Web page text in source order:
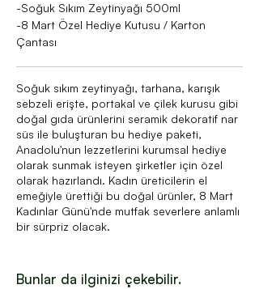
-Soğuk Sıkım Zeytinyağı 500ml
-8 Mart Özel Hediye Kutusu / Karton
Çantası
Soğuk sıkım zeytinyağı, tarhana, karışık
sebzeli erişte, portakal ve çilek kurusu gibi
doğal gıda ürünlerini seramik dekoratif nar
süs ile buluşturan bu hediye paketi,
Anadolu'nun lezzetlerini kurumsal hediye
olarak sunmak isteyen şirketler için özel
olarak hazırlandı. Kadın üreticilerin el
emeğiyle ürettiği bu doğal ürünler, 8 Mart
Kadınlar Günü'nde mutfak severlere anlamlı
bir sürpriz olacak.
Bunlar da ilginizi çekebilir.